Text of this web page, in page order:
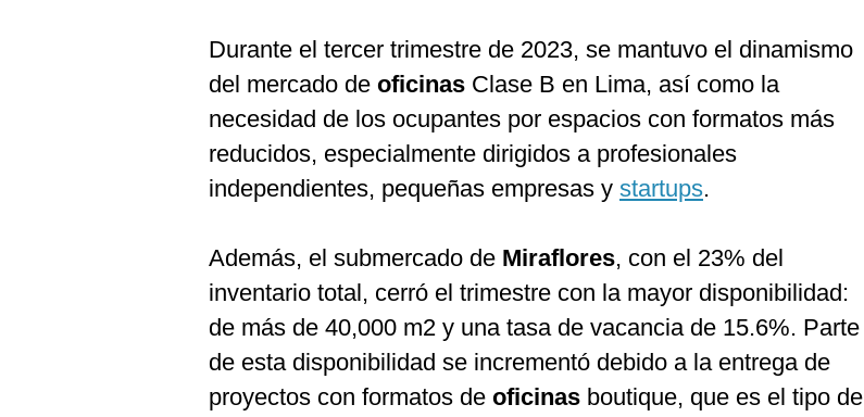
Durante el tercer trimestre de 2023, se mantuvo el dinamismo
del mercado de oficinas Clase B en Lima, así como la
necesidad de los ocupantes por espacios con formatos más
reducidos, especialmente dirigidos a profesionales
independientes, pequeñas empresas y startups.
Además, el submercado de Miraflores, con el 23% del
inventario total, cerró el trimestre con la mayor disponibilidad:
de más de 40,000 m2 y una tasa de vacancia de 15.6%. Parte
de esta disponibilidad se incrementó debido a la entrega de
proyectos con formatos de oficinas boutique, que es el tipo de